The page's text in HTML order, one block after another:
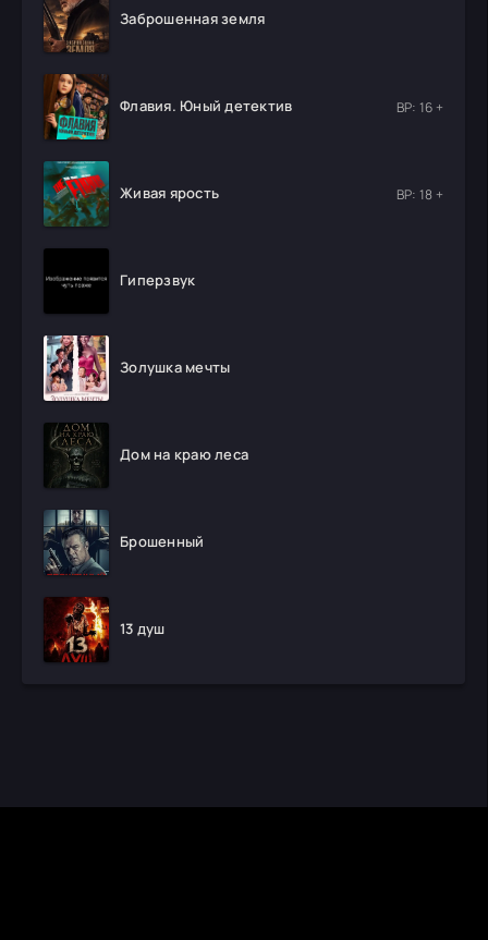
Заброшенная земля
Флавия. Юный детектив ВР: 16 +
Живая ярость ВР: 18 +
Гиперзвук
Золушка мечты
Дом на краю леса
Брошенный
13 душ